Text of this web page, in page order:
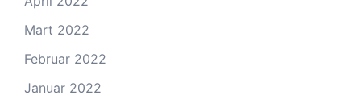
Mart 2022
Februar 2022
Januar 2022